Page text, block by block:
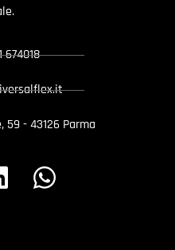
674018
59 - 43126 Parma